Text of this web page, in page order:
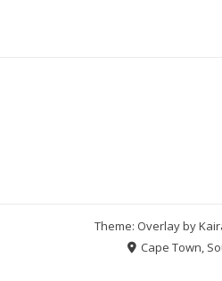
Theme: Overlay by
Cape Town,